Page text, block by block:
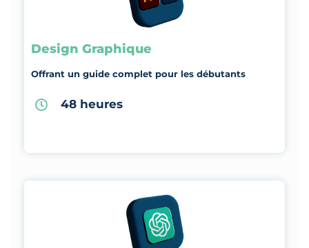
Design Graphique
Offrant un guide complet pour les débutants
48 heures